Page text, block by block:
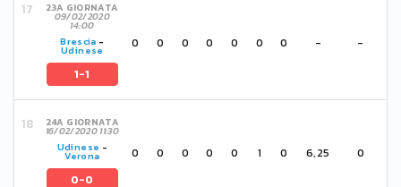
23A GIORNATA
09/02/2020
14:00
Brescia -
Udinese
1-1
0 0 0 0 0 0 0 - -
24A GIORNATA
16/02/2020 11:30
Udinese -
Verona
0-0
0 0 0 0 0 1 0 6,25 0